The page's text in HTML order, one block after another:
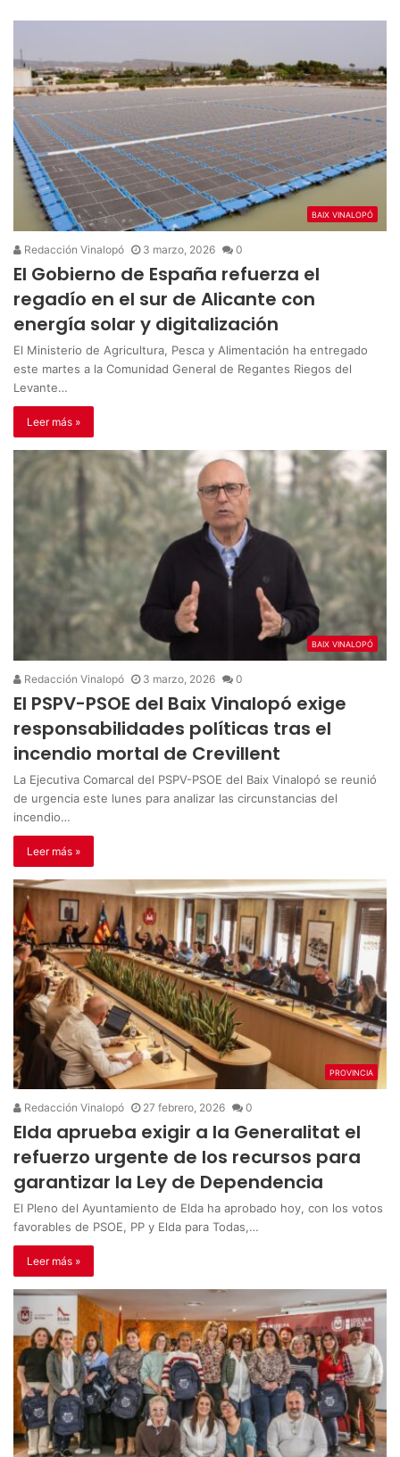
BAIX VINALOPÓ
Redacción Vinalopó 3 marzo, 2026 0
El Gobierno de España refuerza el
regadío en el sur de Alicante con
energía solar y digitalización
El Ministerio de Agricultura, Pesca y Alimentación ha entregado
este martes a la Comunidad General de Regantes Riegos del
Levante…
Leer más »
BAIX VINALOPÓ
Redacción Vinalopó 3 marzo, 2026 0
El PSPV-PSOE del Baix Vinalopó exige
responsabilidades políticas tras el
incendio mortal de Crevillent
La Ejecutiva Comarcal del PSPV-PSOE del Baix Vinalopó se reunió
de urgencia este lunes para analizar las circunstancias del
incendio…
Leer más »
PROVINCIA
Redacción Vinalopó 27 febrero, 2026 0
Elda aprueba exigir a la Generalitat el
refuerzo urgente de los recursos para
garantizar la Ley de Dependencia
El Pleno del Ayuntamiento de Elda ha aprobado hoy, con los votos
favorables de PSOE, PP y Elda para Todas,…
Leer más »